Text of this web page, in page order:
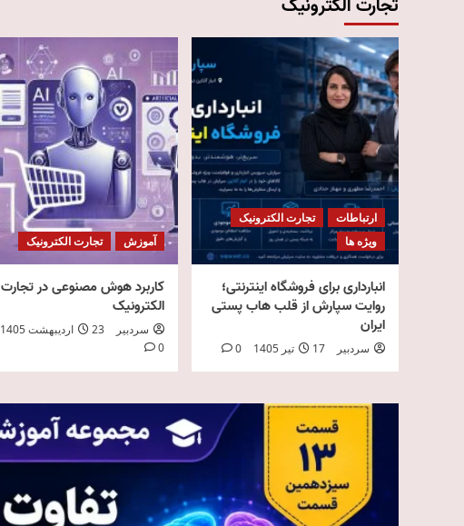
تجارت الکترونیک
ارتباطات
تجارت الکترونیک
ویژه ها
انبارداری برای فروشگاه اینترنتی؛
روایت سپارش از قلب هاب پستی
ایران
سردبیر 17 تیر 1405 0
آموزش تجارت الکترونیک
کاربرد هوش مصنوعی در تجارت
الکترونیک
سردبیر
23 اردیبهشت 1405
0